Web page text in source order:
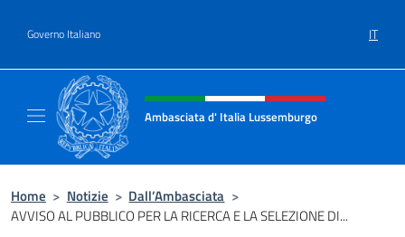
Governo Italiano IT
Intestazione sito, social e menù
Ambasciata d' Italia Lussemburgo
Home > Notizie > Dall’Ambasciata >
AVVISO AL PUBBLICO PER LA RICERCA E LA SELEZIONE DI...